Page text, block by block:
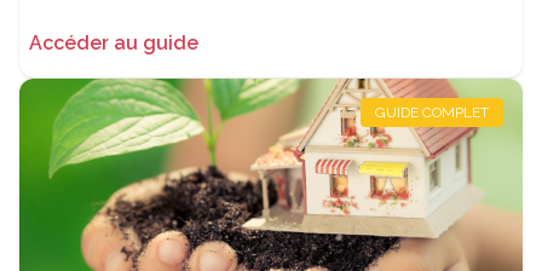
Accéder au guide
GUIDE COMPLET